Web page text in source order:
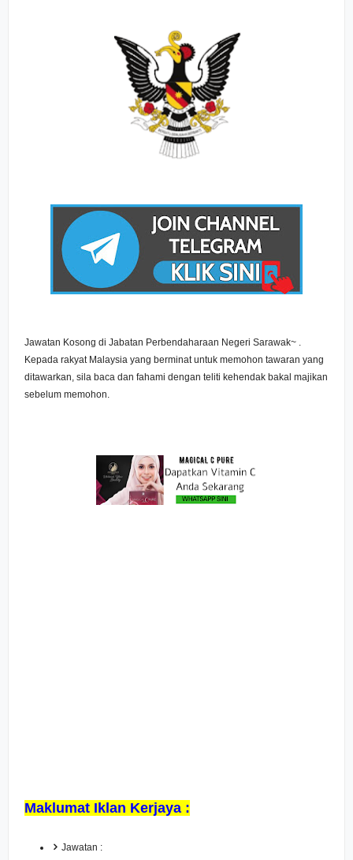
Jawatan Kosong di Jabatan Perbendaharaan Negeri Sarawak~ .
Kepada rakyat Malaysia yang berminat untuk memohon tawaran yang
ditawarkan, sila baca dan fahami dengan teliti kehendak bakal majikan
sebelum memohon.
Maklumat Iklan Kerjaya :
Jawatan :